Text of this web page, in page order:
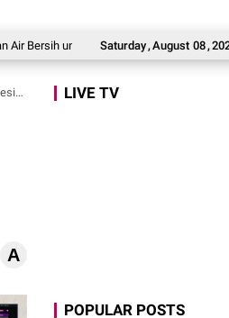
Saturday,August 08,
untuk Warga Babakan Madang
A
LIVE TV
POPULAR POSTS